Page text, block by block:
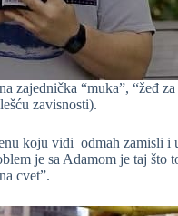
zajednička “muka”, “žeđ
zavisnosti).
koju vidi odmah zamisli i
je sa Adamom je taj što
cvet”.